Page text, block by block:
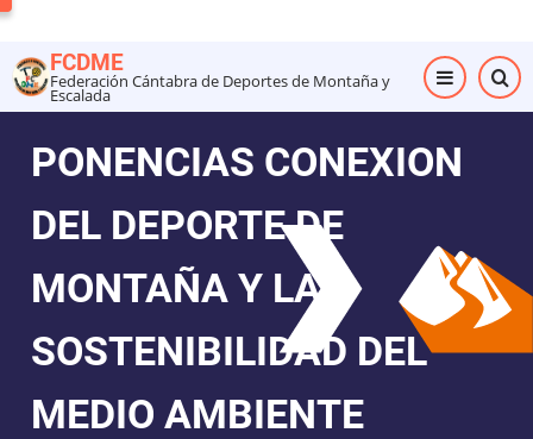
al
contenido
principal
FCDME
Federación Cántabra de Deportes de Montaña y
Escalada
PONENCIAS CONEXION
DEL DEPORTE DE
MONTAÑA Y LA
SOSTENIBILIDAD DEL
MEDIO AMBIENTE